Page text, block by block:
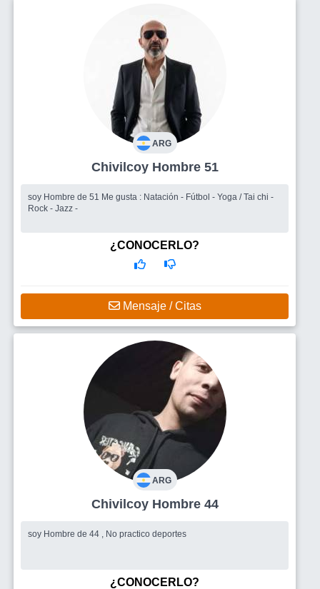
ARG
Chivilcoy Hombre 51
soy Hombre de 51 Me gusta : Natación - Fútbol - Yoga / Tai chi -
Rock - Jazz -
¿CONOCERLO?
Mensaje / Citas
ARG
Chivilcoy Hombre 44
soy Hombre de 44 , No practico deportes
¿CONOCERLO?